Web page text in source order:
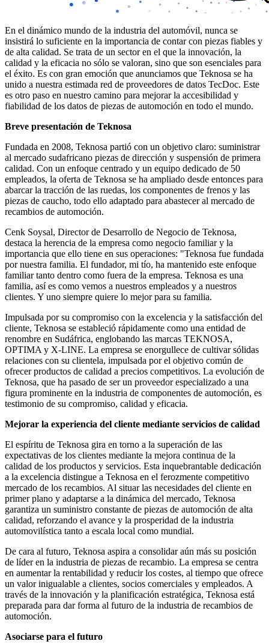
En el dinámico mundo de la industria del automóvil, nunca se
insistirá lo suficiente en la importancia de contar con piezas fiables y
de alta calidad. Se trata de un sector en el que la innovación, la
calidad y la eficacia no sólo se valoran, sino que son esenciales para
el éxito. Es con gran emoción que anunciamos que Teknosa se ha
unido a nuestra estimada red de proveedores de datos TecDoc. Este
es otro paso en nuestro camino para mejorar la accesibilidad y
fiabilidad de los datos de piezas de automoción en todo el mundo.
Breve presentación de Teknosa
Fundada en 2008, Teknosa partió con un objetivo claro: suministrar
al mercado sudafricano piezas de dirección y suspensión de primera
calidad. Con un enfoque centrado y un equipo dedicado de 50
empleados, la oferta de Teknosa se ha ampliado desde entonces para
abarcar la tracción de las ruedas, los componentes de frenos y las
piezas de caucho, todo ello adaptado para abastecer al mercado de
recambios de automoción.
Cenk Soysal, Director de Desarrollo de Negocio de Teknosa,
destaca la herencia de la empresa como negocio familiar y la
importancia que ello tiene en sus operaciones: "Teknosa fue fundada
por nuestra familia. El fundador, mi tío, ha mantenido este enfoque
familiar tanto dentro como fuera de la empresa. Teknosa es una
familia, así es como vemos a nuestros empleados y a nuestros
clientes. Y uno siempre quiere lo mejor para su familia.
Impulsada por su compromiso con la excelencia y la satisfacción del
cliente, Teknosa se estableció rápidamente como una entidad de
renombre en Sudáfrica, englobando las marcas TEKNOSA,
OPTIMA y X-LINE. La empresa se enorgullece de cultivar sólidas
relaciones con su clientela, impulsada por el objetivo común de
ofrecer productos de calidad a precios competitivos. La evolución de
Teknosa, que ha pasado de ser un proveedor especializado a una
figura prominente en la industria de componentes de automoción, es
testimonio de su compromiso, calidad y eficacia.
Mejorar la experiencia del cliente mediante servicios de calidad
El espíritu de Teknosa gira en torno a la superación de las
expectativas de los clientes mediante la mejora continua de la
calidad de los productos y servicios. Esta inquebrantable dedicación
a la excelencia distingue a Teknosa en el ferozmente competitivo
mercado de los recambios. Al situar las necesidades del cliente en
primer plano y adaptarse a la dinámica del mercado, Teknosa
garantiza un suministro constante de piezas de automoción de alta
calidad, reforzando el avance y la prosperidad de la industria
automovilística tanto a escala local como mundial.
De cara al futuro, Teknosa aspira a consolidar aún más su posición
de líder en la industria de piezas de recambio. La empresa se centra
en aumentar la rentabilidad y reducir los costes, al tiempo que ofrece
un valor inigualable a clientes, socios comerciales y empleados. A
través de la innovación y la planificación estratégica, Teknosa está
preparada para dar forma al futuro de la industria de recambios de
automoción.
Asociarse para el futuro